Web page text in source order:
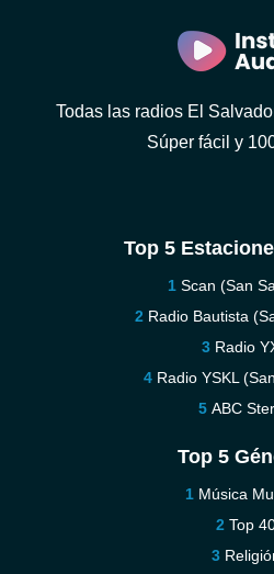
Todas las radios El
Súper fácil y
Top 5
Scan (San
Radio Bautista
Radio
Radio YSKL
ABC
Top 5
Música
Top